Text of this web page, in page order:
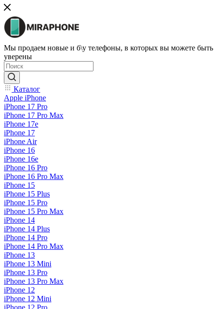
Мы продаем новые и б\у телефоны, в которых вы можете быть
уверены
Каталог
Apple iPhone
iPhone 17 Pro
iPhone 17 Pro Max
iPhone 17e
iPhone 17
iPhone Air
iPhone 16
iPhone 16e
iPhone 16 Pro
iPhone 16 Pro Max
iPhone 15
iPhone 15 Plus
iPhone 15 Pro
iPhone 15 Pro Max
iPhone 14
iPhone 14 Plus
iPhone 14 Pro
iPhone 14 Pro Max
iPhone 13
iPhone 13 Mini
iPhone 13 Pro
iPhone 13 Pro Max
iPhone 12
iPhone 12 Mini
iPhone 12 Pro